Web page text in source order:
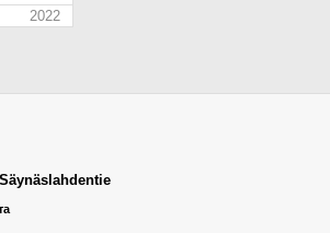
2022
Säynäslahdentie